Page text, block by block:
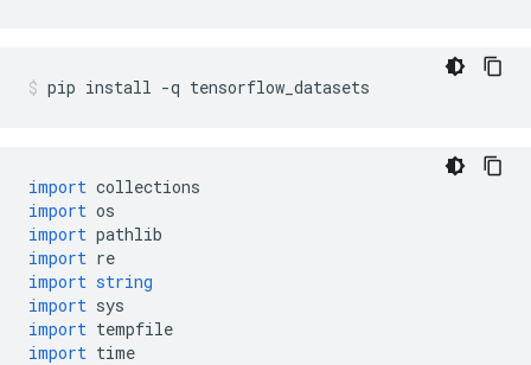
pip install -q tensorflow_datasets
import collections
import os
import pathlib
import re
import string
import sys
import tempfile
import time